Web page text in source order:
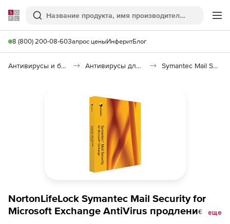
Softline
Поиск
8 (800) 200-08-60Запрос ценыИнферитБлог
Антивирусы и безопасность Антивирусы для организаций Symantec Mail Security for Microsoft Exchange
NortonLifeLock Symantec Mail Security for
Microsoft Exchange AntiVirus продление
еще